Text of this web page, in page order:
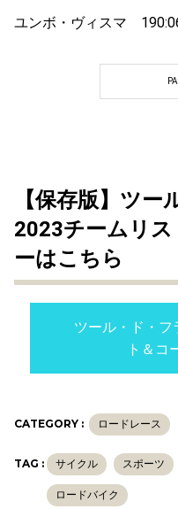
ユンボ・ヴィスマ
【保存版】ツ
2023チームリ
ーはこちら
ツール・ド・フ
ト＆コ
CATEGORY : ロードレース
TAG : サイクル スポーツ
ロードバイク